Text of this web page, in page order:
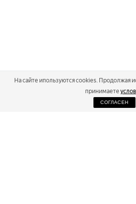
На сайте ипользуются cookies. Продолжая
принимаете
СОГЛАСЕН